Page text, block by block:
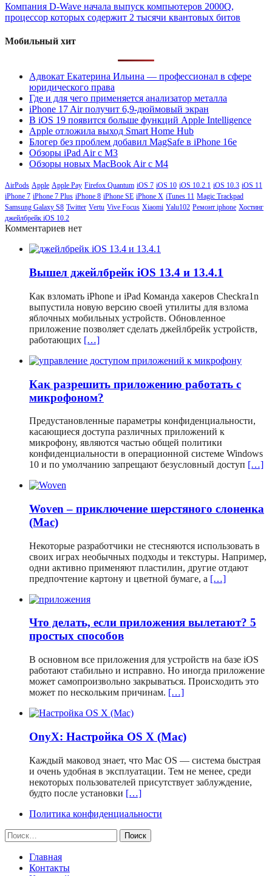
Компания D-Wave начала выпуск компьютеров 2000Q,
процессор которых содержит 2 тысячи квантовых битов
Мобильный хит
Адвокат Екатерина Ильина — профессионал в сфере
юридического права
Где и для чего применяется анализатор металла
iPhone 17 Air получит 6,9-дюймовый экран
В iOS 19 появится больше функций Apple Intelligence
Apple отложила выход Smart Home Hub
Блогер без проблем добавил MagSafe в iPhone 16e
Обзоры iPad Air с M3
Обзоры новых MacBook Air с M4
AirPods Apple Apple Pay Firefox Quantum iOS 7 iOS 10 iOS 10.2.1 iOS 10.3 iOS 11
iPhone 7 iPhone 7 Plus iPhone 8 iPhone SE iPhone X iTunes 11 Magic Trackpad
Samsung Galaxy S8 Twitter Vertu Vive Focus Xiaomi Yalu102 Ремонт iphone Хостинг
джейлбрейк iOS 10.2
Комментариев нет
Вышел джейлбрейк iOS 13.4 и 13.4.1
Как взломать iPhone и iPad Команда хакеров Checkra1n
выпустила новую версию своей утилиты для взлома
яблочных мобильных устройств. Обновленное
приложение позволяет сделать джейлбрейк устройств,
работающих […]
Как разрешить приложению работать с
микрофоном?
Предустановленные параметры конфиденциальности,
касающиеся доступа различных приложений к
микрофону, являются частью общей политики
конфиденциальности в операционной системе Windows
10 и по умолчанию запрещают безусловный доступ […]
Woven – приключение шерстяного слоненка
(Mac)
Некоторые разработчики не стесняются использовать в
своих играх необычных подходы и текстуры. Например,
одни активно применяют пластилин, другие отдают
предпочтение картону и цветной бумаге, а […]
Что делать, если приложения вылетают? 5
простых способов
В основном все приложения для устройств на базе iOS
работают стабильно и исправно. Но иногда приложение
может самопроизвольно закрываться. Происходить это
может по нескольким причинам. […]
OnyX: Настройка OS X (Mac)
Каждый маковод знает, что Mac OS — система быстрая
и очень удобная в эксплуатации. Тем не менее, среди
некоторых пользователей присутствует заблуждение,
будто после установки […]
Политика конфиденциальности
Найти:
Главная
Контакты